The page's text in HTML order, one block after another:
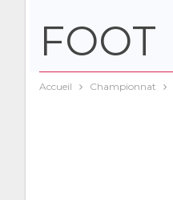
Accueil Championnat